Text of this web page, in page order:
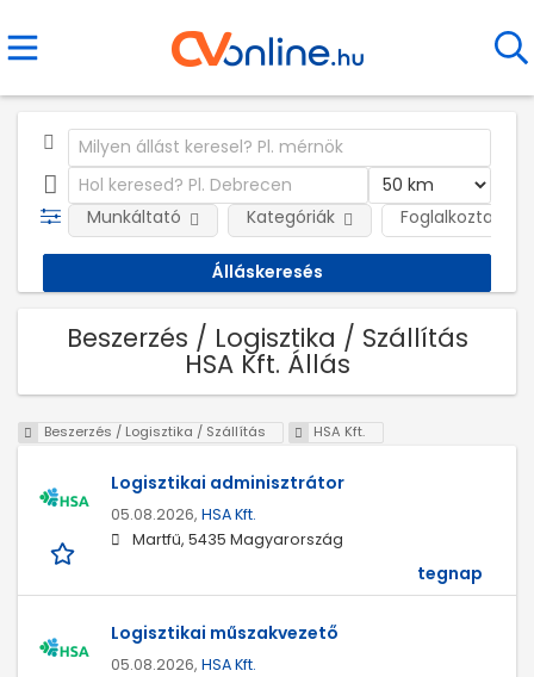
Foglalkoztatás
Munkáltató Kategóriák
Beszerzés / Logisztika / Szállítás
HSA Kft. Állás
Beszerzés / Logisztika / Szállítás HSA Kft.
Logisztikai adminisztrátor
05.08.2026, HSA Kft.
Martfű, 5435 Magyarország
tegnap
Logisztikai műszakvezető
05.08.2026, HSA Kft.